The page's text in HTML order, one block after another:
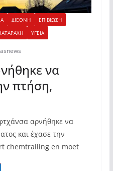
ΔΙΕΘΝΗ
ΕΠΙΒΙΩΣΗ
ΥΓΕΙΑ
να
πτήση,
αρνήθηκε να
και έχασε την
chemtrailing en moet